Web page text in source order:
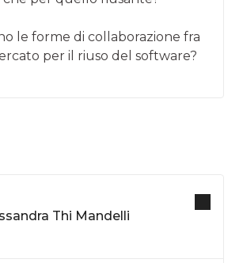
le forme di collaborazione fra
per il riuso del software?
Thi Mandelli